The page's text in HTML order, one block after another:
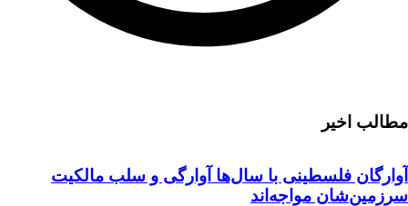
مطالب اخیر
آوارگان فلسطینی با سال‌ها آوارگی و سلب مالكيت
سرزمين‌شان مواجه‌اند